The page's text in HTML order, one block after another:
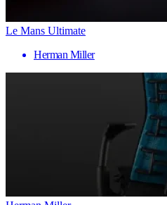
Le Mans Ultimate
Herman Miller